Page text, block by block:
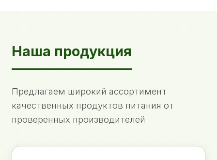
Наша продукция
Предлагаем широкий ассортимент
качественных продуктов питания от
проверенных производителей